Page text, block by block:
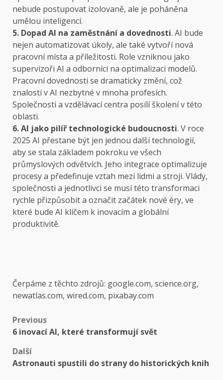
nebude postupovat izolovaně, ale je poháněna
umělou inteligencí.
5. Dopad AI na zaměstnání a dovednosti. AI bude
nejen automatizovat úkoly, ale také vytvoří nová
pracovní místa a příležitosti. Role vzniknou jako
supervizoři AI a odborníci na optimalizaci modelů.
Pracovní dovednosti se dramaticky změní, což
znalostí v AI nezbytné v mnoha profesích.
Společnosti a vzdělávací centra posílí školení v této
oblasti.
6. AI jako pilíř technologické budoucnosti. V roce
2025 AI přestane být jen jednou další technologií,
aby se stala základem pokroku ve všech
průmyslových odvětvích. Jeho integrace optimalizuje
procesy a předefinuje vztah mezi lidmi a stroji. Vlády,
společnosti a jednotlivci se musí této transformaci
rychle přizpůsobit a označit začátek nové éry, ve
které bude AI klíčem k inovacím a globální
produktivitě.
Čerpáme z těchto zdrojů: google.com, science.org,
newatlas.com, wired.com, pixabay.com
Post
Previous
6 inovací AI, které transformují svět
Další
Astronauti spustili do strany do historických knih